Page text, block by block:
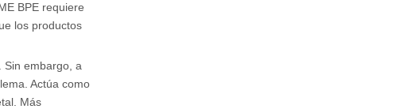
BPE requiere
los productos
Sin embargo, a
Actúa como
Más